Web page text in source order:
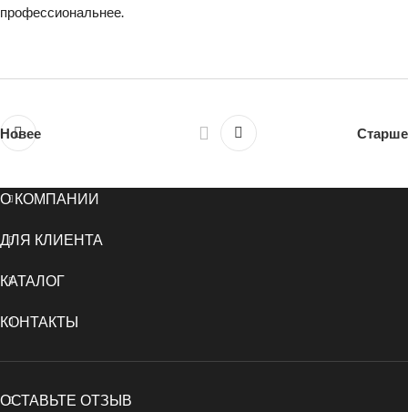
профессиональнее.
Новее Старше
О КОМПАНИИ
ДЛЯ КЛИЕНТА
КАТАЛОГ
КОНТАКТЫ
ОСТАВЬТЕ ОТЗЫВ